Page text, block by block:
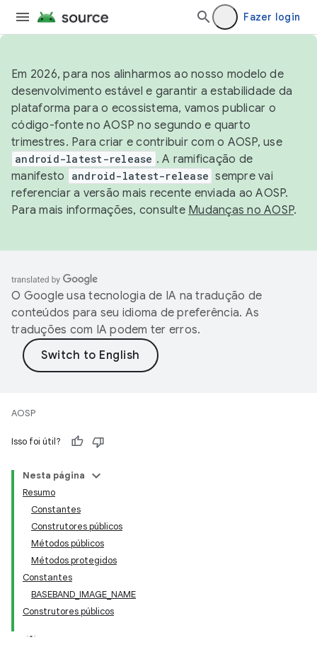
Fazer login
Em 2026, para nos alinharmos ao nosso modelo de
desenvolvimento estável e garantir a estabilidade da
plataforma para o ecossistema, vamos publicar o
código-fonte no AOSP no segundo e quarto
trimestres. Para criar e contribuir com o AOSP, use
android-latest-release . A ramificação de
manifesto
android-latest-release sempre vai
referenciar a versão mais recente enviada ao AOSP.
Para mais informações, consulte Mudanças no AOSP.
O Google usa tecnologia de IA na tradução de
conteúdos para seu idioma de preferência. As
traduções com IA podem ter erros.
AOSP
Isso foi útil?
Nesta página
Resumo
Constantes
Construtores públicos
Métodos públicos
Métodos protegidos
Constantes
BASEBAND_IMAGE_NAME
Construtores públicos